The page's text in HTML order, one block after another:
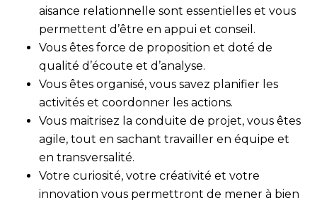
aisance relationnelle sont essentielles et vous
permettent d’être en appui et conseil.
Vous êtes force de proposition et doté de
qualité d’écoute et d’analyse.
Vous êtes organisé, vous savez planifier les
activités et coordonner les actions.
Vous maitrisez la conduite de projet, vous êtes
agile, tout en sachant travailler en équipe et
en transversalité.
Votre curiosité, votre créativité et votre
innovation vous permettront de mener à bien